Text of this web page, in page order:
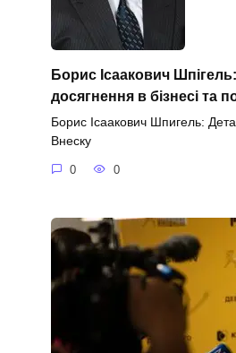
Борис Ісаакович
досягнення в бізнесі та
Борис Ісаакович Шпигель:
Внеску
0 0